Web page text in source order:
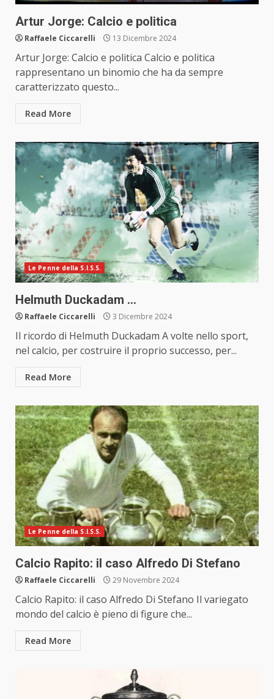
Artur Jorge: Calcio e politica
Raffaele Ciccarelli 13 Dicembre 2024
Artur Jorge: Calcio e politica Calcio e politica
rappresentano un binomio che ha da sempre
caratterizzato questo...
Read More
Le Penne della S.I.S.S.
Helmuth Duckadam …
Raffaele Ciccarelli 3 Dicembre 2024
Il ricordo di Helmuth Duckadam A volte nello sport,
nel calcio, per costruire il proprio successo, per...
Read More
Le Penne della S.I.S.S.
Calcio Rapito: il caso Alfredo Di Stefano
Raffaele Ciccarelli 29 Novembre 2024
Calcio Rapito: il caso Alfredo Di Stefano Il variegato
mondo del calcio è pieno di figure che...
Read More